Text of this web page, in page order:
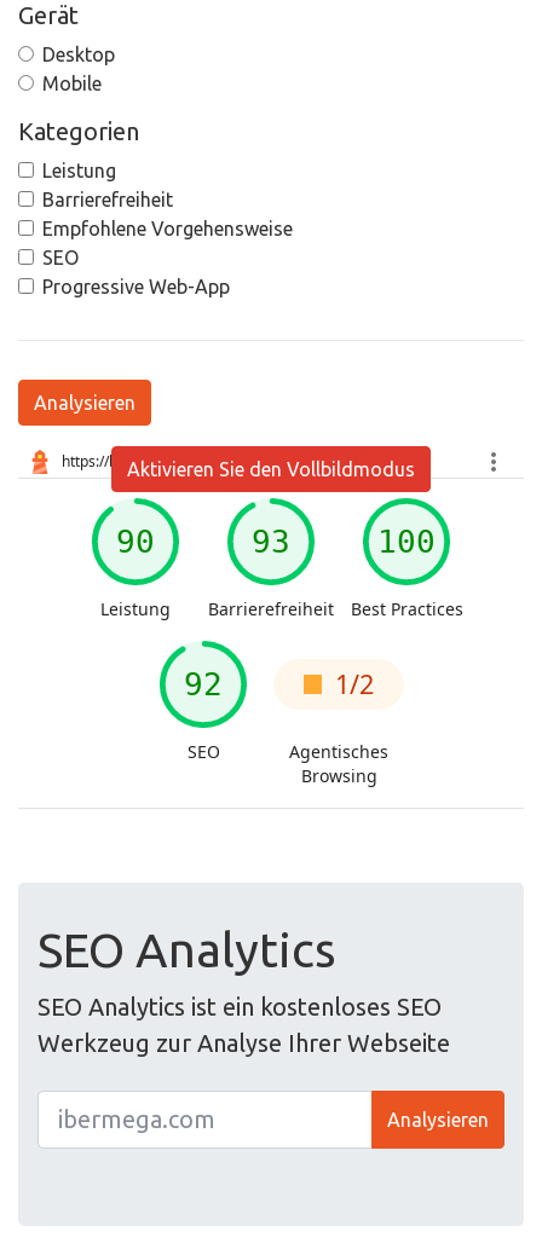
Gerät
Desktop
Mobile
Kategorien
Leistung
Barrierefreiheit
Empfohlene Vorgehensweise
SEO
Progressive Web-App
Analysieren
Aktivieren Sie den Vollbildmodus
SEO Analytics
SEO Analytics ist ein kostenloses SEO
Werkzeug zur Analyse Ihrer Webseite
Analysieren